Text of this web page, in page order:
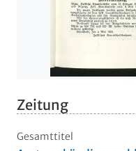
Zeitung
Gesamttitel